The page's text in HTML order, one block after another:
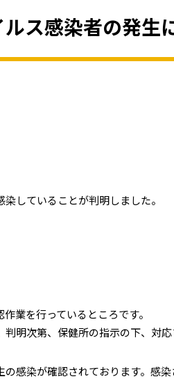
ス感染者の発生
していることが判明しました。
業を行っているところです。
明次第、保健所の指示の下、対応
感染が確認されております。感染